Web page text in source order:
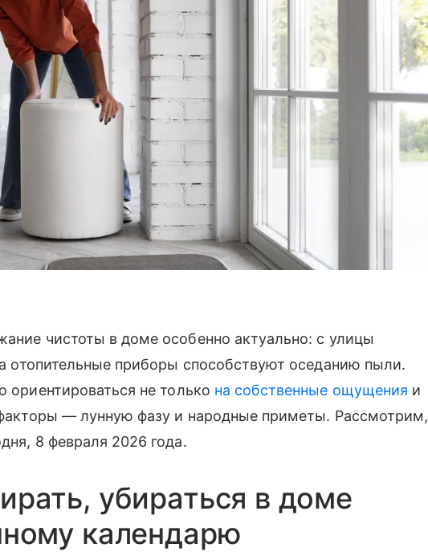
чистоты в доме особенно актуально: с улицы
а отопительные приборы способствуют оседанию пыли.
ориентироваться не только на собственные ощущения и
— лунную фазу и народные приметы. Рассмотрим,
8 февраля 2026 года.
убираться в доме
календарю